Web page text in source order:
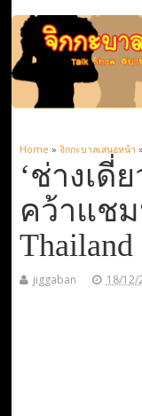
Home » จิกกะบาลเสนอหน้า
‘ช่างเดี่
คว้าแชม
Thailand
jiggaban 18/12/